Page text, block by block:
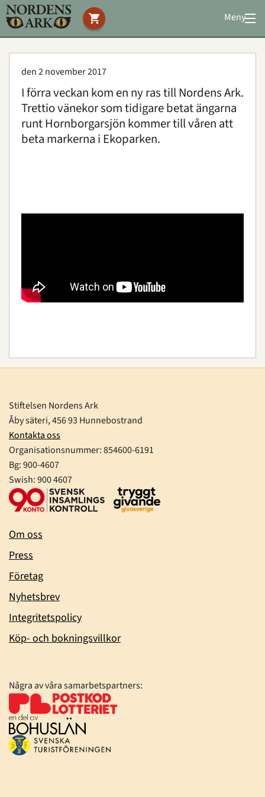
Meny
Stöd oss
Bevarande
Utbildning
Boende
Konferens
den 2 november 2017
I förra veckan kom en ny ras till Nordens Ark.
Trettio vänekor som tidigare betat ängarna
runt Hornborgarsjön kommer till våren att
beta markerna i Ekoparken.
Stiftelsen Nordens Ark
Åby säteri, 456 93 Hunnebostrand
Kontakta oss
Organisationsnummer:854600-6191
Bg: 900-4607
Swish: 900 4607
Om oss
Press
Företag
Nyhetsbrev
Integritetspolicy
Köp- och bokningsvillkor
Några av våra samarbetspartners: